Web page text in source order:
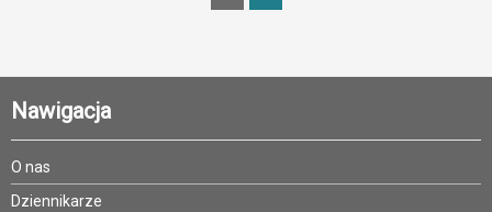
Nawigacja
O nas
Dziennikarze